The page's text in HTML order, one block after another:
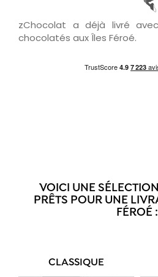
zChocolat a déjà livré
chocolatés aux Îles Féroé.
VOICI UNE
PRÊTS POUR UNE
FÉROÉ :
CLASSIQUE